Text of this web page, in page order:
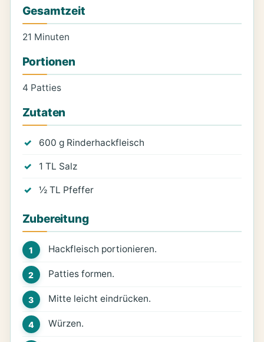
Gesamtzeit
21 Minuten
Portionen
4 Patties
Zutaten
600 g Rinderhackfleisch
1 TL Salz
½ TL Pfeffer
Zubereitung
Hackfleisch portionieren.
Patties formen.
Mitte leicht eindrücken.
Würzen.